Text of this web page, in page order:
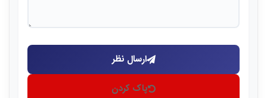
ارسال نظر
پاک کردن